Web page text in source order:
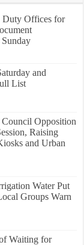
Duty Offices for
and
List
Opposition
Raising
and Urban
Water Put
Groups Warn
Waiting for